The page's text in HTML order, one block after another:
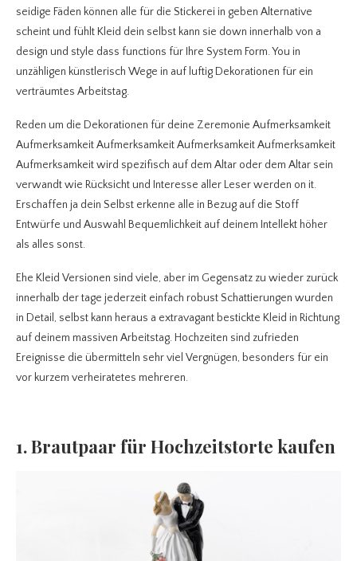
seidige Fäden können alle für die Stickerei in geben Alternative
scheint und fühlt Kleid dein selbst kann sie down innerhalb von a
design und style dass functions für Ihre System Form. You in
unzähligen künstlerisch Wege in auf luftig Dekorationen für ein
verträumtes Arbeitstag.
Reden um die Dekorationen für deine Zeremonie Aufmerksamkeit
Aufmerksamkeit Aufmerksamkeit Aufmerksamkeit Aufmerksamkeit
Aufmerksamkeit wird spezifisch auf dem Altar oder dem Altar sein
verwandt wie Rücksicht und Interesse aller Leser werden on it.
Erschaffen ja dein Selbst erkenne alle in Bezug auf die Stoff
Entwürfe und Auswahl Bequemlichkeit auf deinem Intellekt höher
als alles sonst.
Ehe Kleid Versionen sind viele, aber im Gegensatz zu wieder zurück
innerhalb der tage jederzeit einfach robust Schattierungen wurden
in Detail, selbst kann heraus a extravagant bestickte Kleid in Richtung
auf deinem massiven Arbeitstag. Hochzeiten sind zufrieden
Ereignisse die übermitteln sehr viel Vergnügen, besonders für ein
vor kurzem verheiratetes mehreren.
1. Brautpaar für Hochzeitstorte kaufen